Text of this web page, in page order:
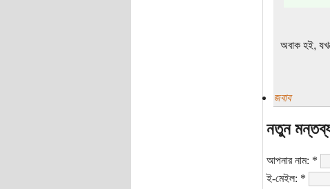
অবাক হই,
জবাব
নতুন
আপনার নাম: *
ই-মেইল: *